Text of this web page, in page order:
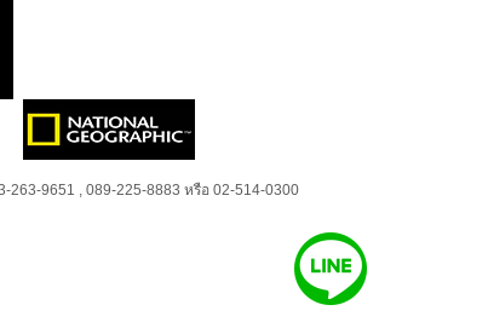
263-9651 , 089-225-8883 หรือ 02-514-0300